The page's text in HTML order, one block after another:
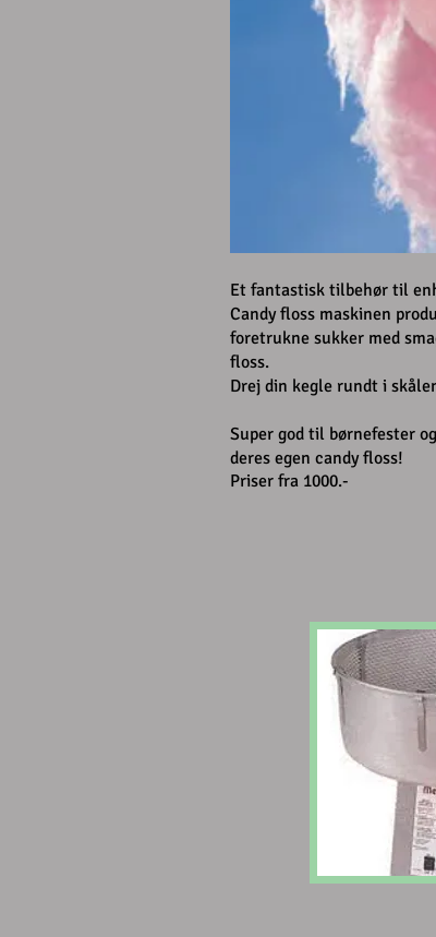
Et fantastisk tilbehør til
Candy floss maskinen
foretrukne sukker med
floss.
Drej din kegle rundt i
Super god til børnefester
deres egen candy floss!
Priser fra 1000.-